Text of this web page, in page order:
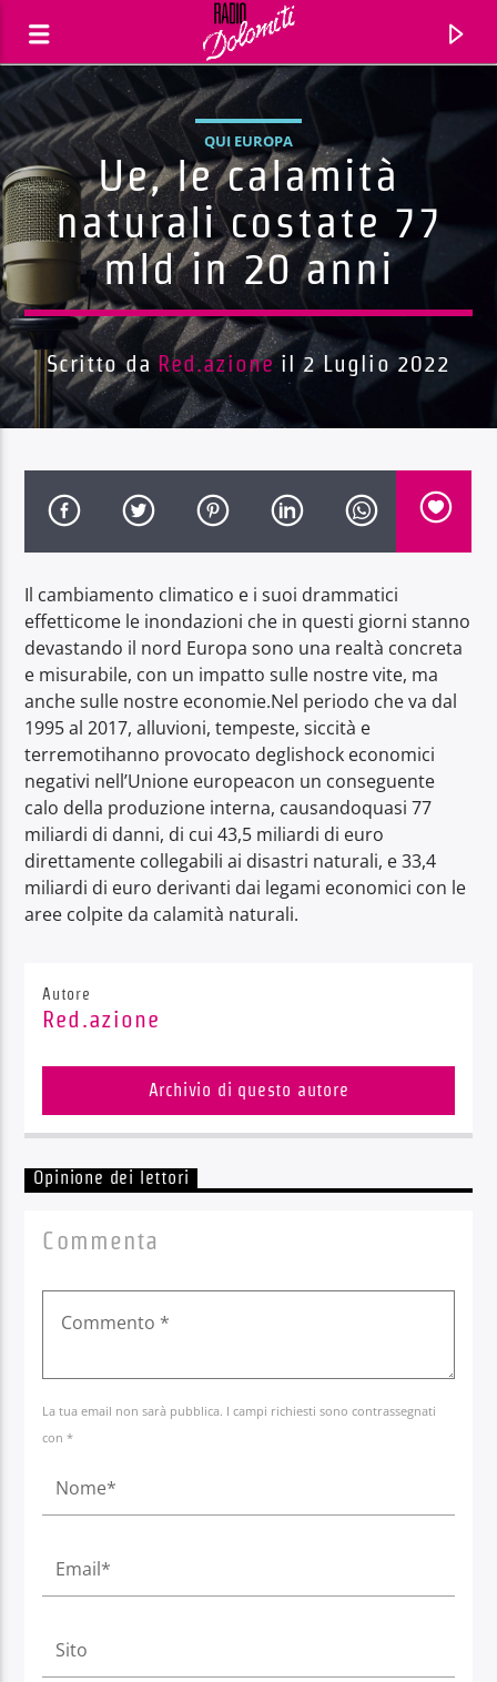
Traccia corrente
Radio Dolomiti
QUI EUROPA
Ue, le calamità
naturali costate 77
mld in 20 anni
Scritto da Red.azioneil 2 Luglio 2022
Il cambiamento climatico e i suoi drammatici
effetticome le inondazioni che in questi giorni stanno
devastando il nord Europa sono una realtà concreta
e misurabile, con un impatto sulle nostre vite, ma
anche sulle nostre economie.Nel periodo che va dal
1995 al 2017, alluvioni, tempeste, siccità e
terremotihanno provocato deglishock economici
negativi nell’Unione europeacon un conseguente
calo della produzione interna, causandoquasi 77
miliardi di danni, di cui 43,5 miliardi di euro
direttamente collegabili ai disastri naturali, e 33,4
miliardi di euro derivanti dai legami economici con le
aree colpite da calamità naturali.
Autore
Red.azione
Archivio di questo autore
Opinione dei lettori
Commenta
La tua email non sarà pubblica. I campi richiesti sono contrassegnati
con *